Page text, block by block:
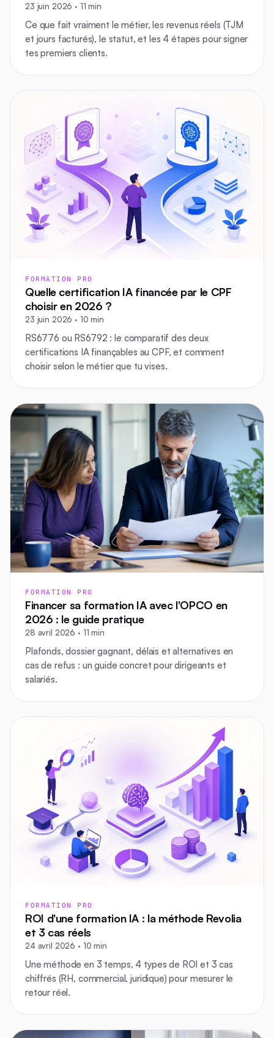
23 juin 2026 · 11 min
Ce que fait vraiment le métier, les revenus réels (TJM
et jours facturés), le statut, et les 4 étapes pour signer
tes premiers clients.
FORMATION PRO
Quelle certification IA financée par le CPF
choisir en 2026 ?
23 juin 2026 · 10 min
RS6776 ou RS6792 : le comparatif des deux
certifications IA finançables au CPF, et comment
choisir selon le métier que tu vises.
FORMATION PRO
Financer sa formation IA avec l'OPCO en
2026 : le guide pratique
28 avril 2026 · 11 min
Plafonds, dossier gagnant, délais et alternatives en
cas de refus : un guide concret pour dirigeants et
salariés.
FORMATION PRO
ROI d'une formation IA : la méthode Revolia
et 3 cas réels
24 avril 2026 · 10 min
Une méthode en 3 temps, 4 types de ROI et 3 cas
chiffrés (RH, commercial, juridique) pour mesurer le
retour réel.